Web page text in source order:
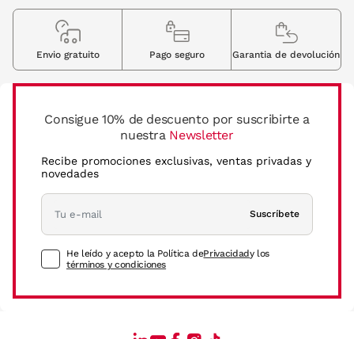
Consigue 10% de descuento por suscribirte a
nuestra Newsletter
Recibe promociones exclusivas, ventas privadas y
novedades
Suscríbete
He leído y acepto la Política dePrivacidady los
términos y condiciones
Envio gratuito Pago seguro Garantia de devolución